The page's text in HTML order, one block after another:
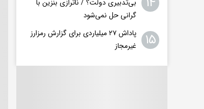
بی‌تدبیری دولت؟ / ناترازی بنزین با
گرانی حل نمی‌شود
۱۵
پاداش ۲۷ میلیاردی برای گزارش رمزارز
غیرمجاز